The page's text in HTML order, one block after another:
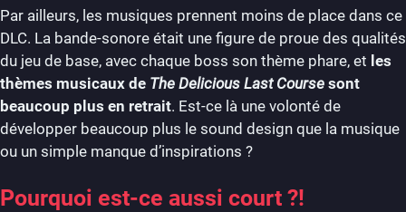
Par ailleurs, les musiques prennent moins de place dans ce
DLC. La bande-sonore était une figure de proue des qualités
du jeu de base, avec chaque boss son thème phare, et les
thèmes musicaux de The Delicious Last Course sont
beaucoup plus en retrait. Est-ce là une volonté de
développer beaucoup plus le sound design que la musique
ou un simple manque d’inspirations ?
Pourquoi est-ce aussi court ?!